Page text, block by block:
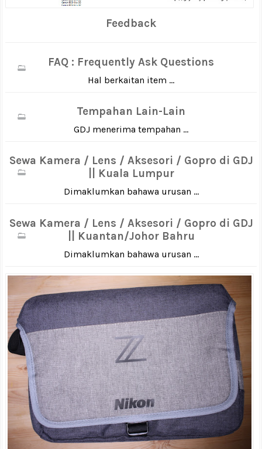
Feedback
FAQ : Frequently Ask Questions
Hal berkaitan item ...
Tempahan Lain-Lain
GDJ menerima tempahan ...
Sewa Kamera / Lens / Aksesori / Gopro di GDJ
|| Kuala Lumpur
Dimaklumkan bahawa urusan ...
Sewa Kamera / Lens / Aksesori / Gopro di GDJ
|| Kuantan/Johor Bahru
Dimaklumkan bahawa urusan ...